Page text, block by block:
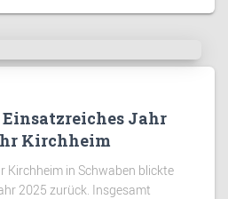
Jahr
Kirchheim
Kirchheim in Schwaben blickte
2025 zurück. Insgesamt